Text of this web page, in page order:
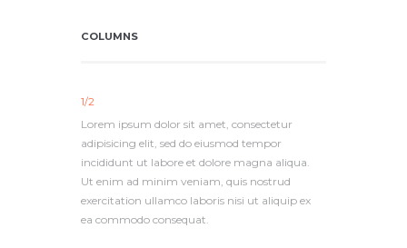
COLUMNS
1/2
Lorem ipsum dolor sit amet, consectetur
adipisicing elit, sed do eiusmod tempor
incididunt ut labore et dolore magna aliqua.
Ut enim ad minim veniam, quis nostrud
exercitation ullamco laboris nisi ut aliquip ex
ea commodo consequat.